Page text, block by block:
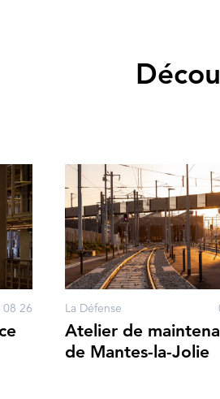
08 26 La Défense
Atelier de
de Mantes-la-Jolie